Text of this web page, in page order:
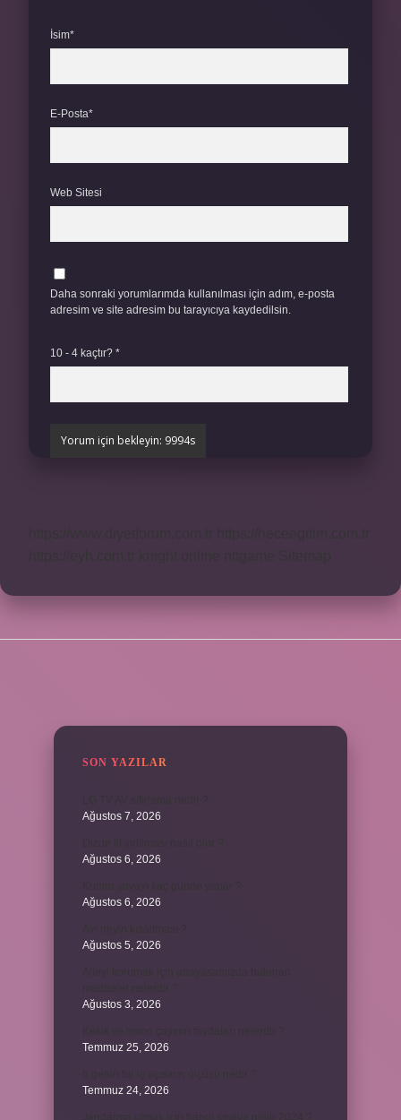
İsim*
E-Posta*
Web Sitesi
Daha sonraki yorumlarımda kullanılması için adım, e-posta
adresim ve site adresim bu tarayıcıya kaydedilsin.
10 - 4 kaçtır? *
SON YAZILAR
Ağustos 7, 2026
Ağustos 6, 2026
Ağustos 6, 2026
Ağustos 5, 2026
Ağustos 3, 2026
Temmuz 25, 2026
Temmuz 24, 2026